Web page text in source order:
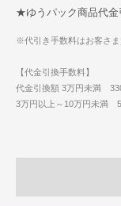
★ゆうパック商品代金
※代引き手数料はお客さま
【代金引換手数料】
代金引換額 3万円未満
3万円以上～10万円未満